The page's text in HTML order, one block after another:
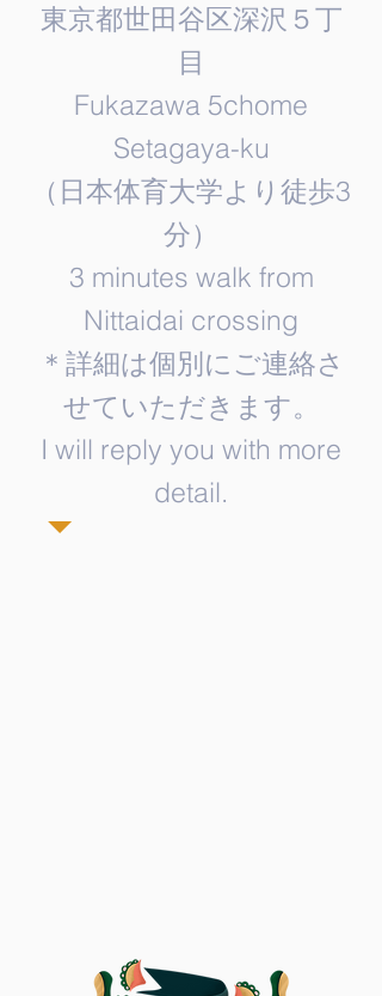
東京都世田谷区深沢５丁
目
Fukazawa 5chome
Setagaya-ku
​（日本体育大学より徒歩3
分）
3 minutes walk from
Nittaidai crossing
＊詳細は個別にご連絡さ
せていただきます。
​I will reply you with more
detail.